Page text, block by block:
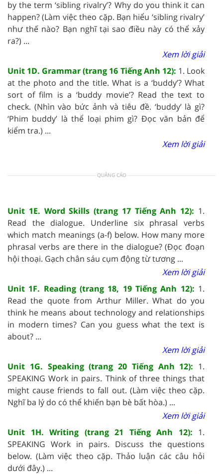
by the term ‘sibling rivalry’? Why do you think it can
happen? (Làm việc theo cặp. Bạn hiểu ‘sibling rivalry’
như thế nào? Bạn nghĩ tại sao điều này có thể xảy
ra?) ...
Xem lời giải
Unit 1D. Grammar (trang 16 Tiếng Anh 12): 1. Look
at the photo and the title. What is a ‘buddy’? What
sort of film is a ‘buddy movie’? Read the text to
check. (Nhìn vào bức ảnh và tiêu đề. ‘buddy’ là gì?
‘Phim buddy’ là thể loại phim gì? Đọc văn bản để
kiểm tra.) ...
Xem lời giải
QUẢNG CÁO
Unit 1E. Word Skills (trang 17 Tiếng Anh 12): 1.
Read the dialogue. Underline six phrasal verbs
which match meanings (a-f) below. How many more
phrasal verbs are there in the dialogue? (Đọc đoạn
hội thoại. Gạch chân sáu cụm động từ tương ...
Xem lời giải
Unit 1F. Reading (trang 18, 19 Tiếng Anh 12): 1.
Read the quote from Arthur Miller. What do you
think he means about technology and relationships
in modern times? Can you guess what the text is
about? ...
Xem lời giải
Unit 1G. Speaking (trang 20 Tiếng Anh 12): 1.
SPEAKING Work in pairs. Think of three things that
might cause friends to fall out. (Làm việc theo cặp.
Nghĩ ba lý do có thể khiến bạn bè bất hòa.) ...
Xem lời giải
Unit 1H. Writing (trang 21 Tiếng Anh 12): 1.
SPEAKING Work in pairs. Discuss the questions
below. (Làm việc theo cặp. Thảo luận các câu hỏi
dưới đây.) ...